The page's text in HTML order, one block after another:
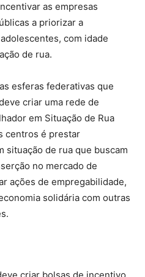
as empresas
a priorizar a
com idade
de rua.
esferas federativas que
criar uma rede de
em Situação de Rua
centros é prestar
situação de rua que buscam
no mercado de
ações de empregabilidade,
solidária com outras